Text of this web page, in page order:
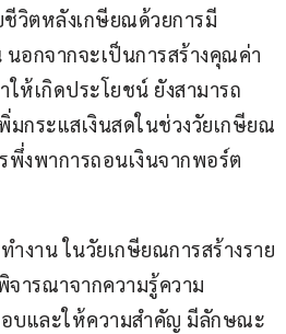
วิตหลังเกษียณด้วยการมี
อกจากจะเป็นการสร้างคุณค่า
ให้เกิดประโยชน์ ยังสามารถ
มกระแสเงินสดในช่วงวัยเกษียณ
พึ่งพาการถอนเงินจากพอร์ต
ำงาน ในวัยเกษียณการสร้างราย
ารณาจากความรู้ความ
บและให้ความสำคัญ มีลักษณะ